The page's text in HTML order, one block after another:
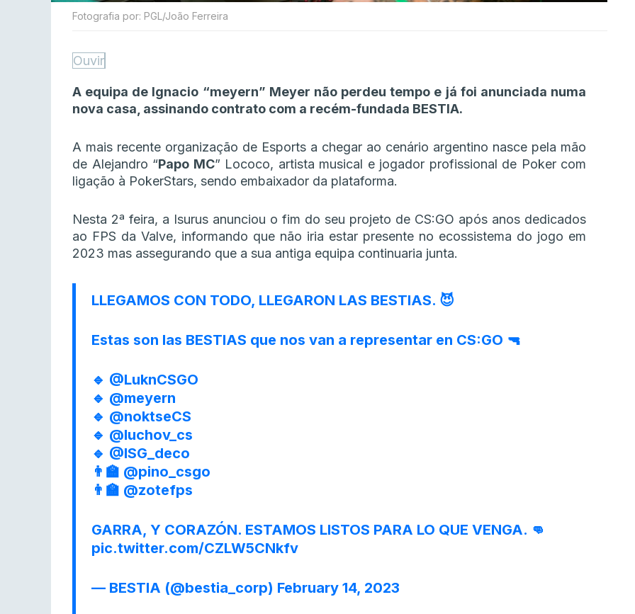
Fotografia por: PGL/João Ferreira
Ouvir
A equipa de Ignacio “meyern” Meyer não perdeu tempo e já foi anunciada numa
nova casa, assinando contrato com a recém-fundada BESTIA.
A mais recente organização de Esports a chegar ao cenário argentino nasce pela mão
de Alejandro “Papo MC” Lococo, artista musical e jogador profissional de Poker com
ligação à PokerStars, sendo embaixador da plataforma.
Nesta 2ª feira, a Isurus anunciou o fim do seu projeto de CS:GO após anos dedicados
ao FPS da Valve, informando que não iria estar presente no ecossistema do jogo em
2023 mas assegurando que a sua antiga equipa continuaria junta.
LLEGAMOS CON TODO, LLEGARON LAS BESTIAS. 😈
Estas son las BESTIAS que nos van a representar en CS:GO 🔫
🔹 @LuknCSGO
🔹 @meyern
🔹 @noktseCS
🔹 @luchov_cs
🔹 @ISG_deco
👨‍🏫 @pino_csgo
👨‍🏫 @zotefps
GARRA, Y CORAZÓN. ESTAMOS LISTOS PARA LO QUE VENGA. 👊
pic.twitter.com/CZLW5CNkfv
— BESTIA (@bestia_corp) February 14, 2023